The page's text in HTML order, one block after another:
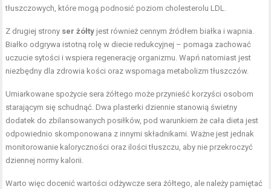
tłuszczowych, które mogą podnosić poziom cholesterolu LDL.
Z drugiej strony ser żółty jest również cennym źródłem białka i wapnia.
Białko odgrywa istotną rolę w diecie redukcyjnej – pomaga zachować
uczucie sytości i wspiera regenerację organizmu. Wapń natomiast jest
niezbędny dla zdrowia kości oraz wspomaga metabolizm tłuszczów.
Umiarkowane spożycie sera żółtego może przynieść korzyści osobom
starającym się schudnąć. Dwa plasterki dziennie stanowią świetny
dodatek do zbilansowanych posiłków, pod warunkiem że cała dieta jest
odpowiednio skomponowana z innymi składnikami. Ważne jest jednak
monitorowanie kaloryczności oraz ilości tłuszczu, aby nie przekroczyć
dziennej normy kalorii.
Warto więc docenić wartości odżywcze sera żółtego, ale należy pamiętać